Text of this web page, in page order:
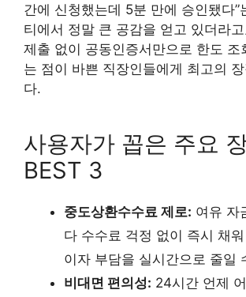
간에 신청했는데 5분 만에 승인됐다”
티에서 정말 큰 공감을 얻고 있더라
제출 없이 공동인증서만으로 한도 조
는 점이 바쁜 직장인들에게 최고의
다.
사용자가 꼽은 주요
BEST 3
중도상환수수료 제로: 여유 자
다 수수료 걱정 없이 즉시 채
이자 부담을 실시간으로 줄일
비대면 편의성: 24시간 언제